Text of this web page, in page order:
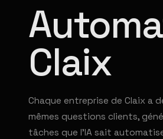
Claix
Chaque entreprise de Claix a
mêmes questions clients,
tâches que l'IA sait